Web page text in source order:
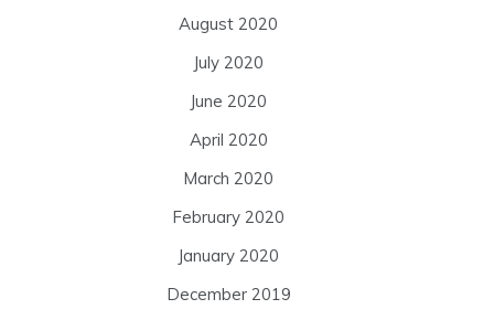
August 2020
July 2020
June 2020
April 2020
March 2020
February 2020
January 2020
December 2019